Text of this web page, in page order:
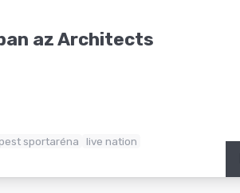
az Architects
sportaréna live nation